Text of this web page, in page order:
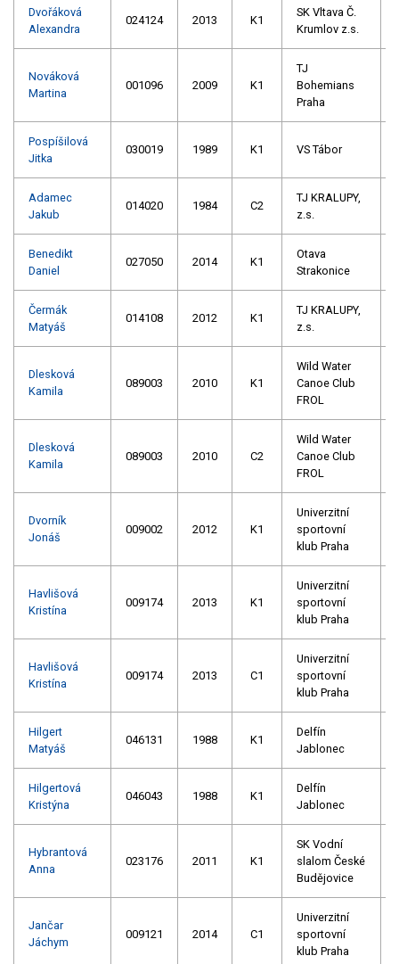
Dvořáková
Alexandra
024124 2013 K1
SK Vltava Č.
Krumlov z.s.
Nováková
Martina
001096 2009 K1
TJ
Bohemians
Praha
Pospíšilová
Jitka
030019 1989 K1 VS Tábor
Adamec
Jakub
014020 1984 C2
TJ KRALUPY,
z.s.
Benedikt
Daniel
027050 2014 K1
Otava
Strakonice
Čermák
Matyáš
014108 2012 K1
TJ KRALUPY,
z.s.
Dlesková
Kamila
089003 2010 K1
Wild Water
Canoe Club
FROL
Dlesková
Kamila
089003 2010 C2
Wild Water
Canoe Club
FROL
Dvorník
Jonáš
009002 2012 K1
Univerzitní
sportovní
klub Praha
Havlišová
Kristína
009174 2013 K1
Univerzitní
sportovní
klub Praha
Havlišová
Kristína
009174 2013 C1
Univerzitní
sportovní
klub Praha
Hilgert
Matyáš
046131 1988 K1
Delfín
Jablonec
Hilgertová
Kristýna
046043 1988 K1
Delfín
Jablonec
Hybrantová
Anna
023176 2011 K1
SK Vodní
slalom České
Budějovice
Jančar
Jáchym
009121 2014 C1
Univerzitní
sportovní
klub Praha